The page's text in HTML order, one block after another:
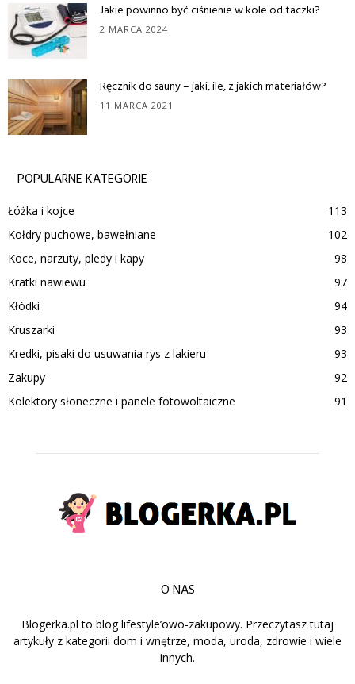
Jakie powinno być ciśnienie w kole od taczki?
2 MARCA 2024
Ręcznik do sauny – jaki, ile, z jakich materiałów?
11 MARCA 2021
POPULARNE KATEGORIE
Łóżka i kojce
113
Kołdry puchowe, bawełniane
102
Koce, narzuty, pledy i kapy
98
Kratki nawiewu
97
Kłódki
94
Kruszarki
93
Kredki, pisaki do usuwania rys z lakieru
93
Zakupy
92
Kolektory słoneczne i panele fotowoltaiczne
91
O NAS
Blogerka.pl to blog lifestyle’owo-zakupowy. Przeczytasz tutaj
artykuły z kategorii dom i wnętrze, moda, uroda, zdrowie i wiele
innych.